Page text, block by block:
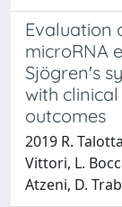
Evaluation
microRNA
Sjögren's
with
outcomes
2019 R.
Vittori, L.
Atzeni, D.